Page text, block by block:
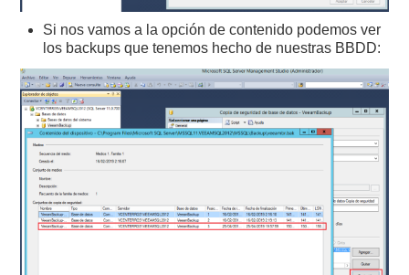
Si nos vamos a la opción de contenido podemos ver
los backups que tenemos hecho de nuestras BBDD: